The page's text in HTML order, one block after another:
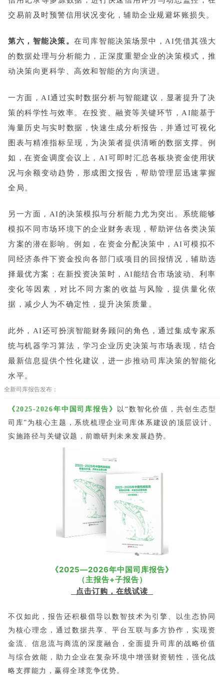
交易前及时预警信用状况变化，辅助企业规避坏账损失。
第六，智能决策。在司库智能决策场景中，AI凭借其强大
的数据处理与分析能力，正深度重塑企业的决策模式，推
动决策向更科学、高效和智能的方向演进。
一方面，AI通过实时数据分析与智能建议，显著提升了决
策的科学性与效率。在投资、融资等关键环节，AI能基于
海量历史与实时数据，快速生成分析报告，并通过可视化
图表与精准指标呈现，为决策者提供清晰的数据支撑。例
如，在资金调度会议上，AI可即时汇总各板块资金使用状
况与余额变动趋势，形成图文报告，帮助管理层迅速掌握
全局。
另一方面，AI的决策模拟与分析能力尤为突出。系统能够
模拟不同市场环境下的企业财务表现，帮助评估各类决策
方案的潜在影响。例如，在资金分配决策中，AI可模拟不
同经济条件下资金投向各部门或项目的回报情况，辅助选
择最优方案；在新投资决策时，AI能结合市场波动、利率
变化等因素，对比不同方案的收益与风险，提供量化依
据，减少人为不确定性，提升决策质量。
此外，AI还可扮演智能财务顾问的角色，通过集成专家系
统与机器学习算法，学习企业历史决策与市场表现，结合
最新信息提供个性化建议，进一步推动司库决策的智能化
水平。
全新司库报告发布：
《2025-2026年中国司库报告》
以“数智化价值，共创生态型
司库”为核心主题，系统梳理企业司库体系建设的顶层设计、
实施路径与关键议题，前瞻研判未来发展趋势。
《2025—2026年中国司库报告》
（主报告+子报告）
点击订购，在线试读
不仅如此，报告还积极倡导以数智技术为引擎、以生态协同
为核心理念，通过数据共享、平台互联与多方协作，实现资
金流、信息流与商流的深度融合，全面提升司库的战略价值
与综合效能，助力企业在复杂环境中增强财资韧性，强化战
略支撑能力，赢得全球竞争优势。